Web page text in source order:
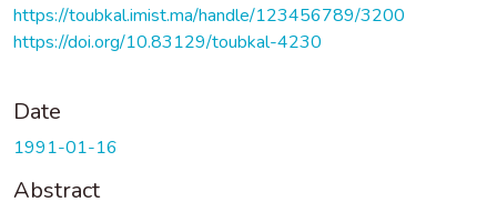
https://toubkal.imist.ma/handle/123456789/3200
https://doi.org/10.83129/toubkal-4230
Date
1991-01-16
Abstract